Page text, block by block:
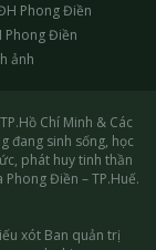
Phong Điền
Phong Điền
ảnh
Chí Minh & Các
đang sinh sống, học
phát huy tinh thần
Điền – TP.Huế.
xót Ban quản trị